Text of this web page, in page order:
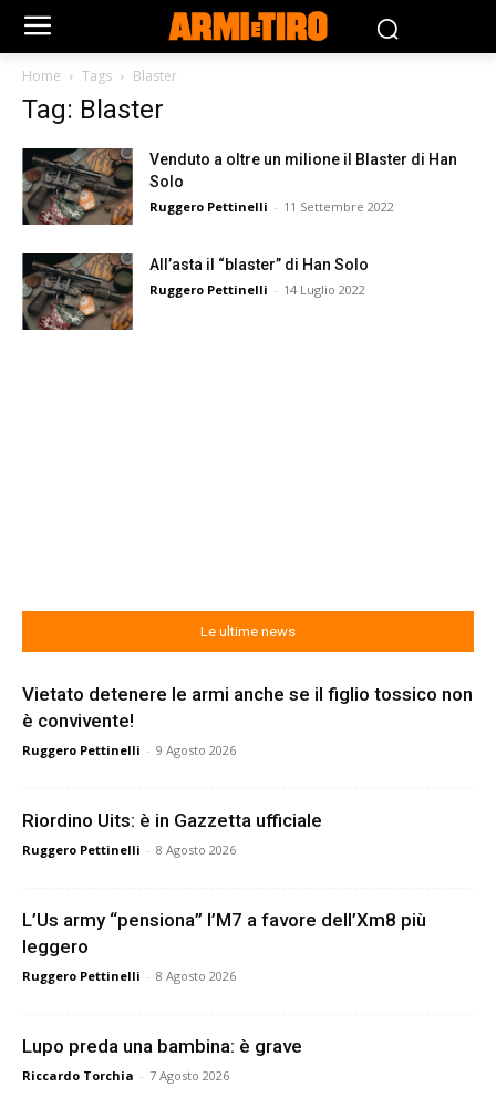
Home Tags Blaster
Tag: Blaster
Venduto a oltre un milione il Blaster di Han
Solo
Ruggero Pettinelli - 11 Settembre 2022
All’asta il “blaster” di Han Solo
Ruggero Pettinelli - 14 Luglio 2022
Le ultime news
Vietato detenere le armi anche se il figlio tossico non
è convivente!
Ruggero Pettinelli - 9 Agosto 2026
Riordino Uits: è in Gazzetta ufficiale
Ruggero Pettinelli - 8 Agosto 2026
L’Us army “pensiona” l’M7 a favore dell’Xm8 più
leggero
Ruggero Pettinelli - 8 Agosto 2026
Lupo preda una bambina: è grave
Riccardo Torchia - 7 Agosto 2026